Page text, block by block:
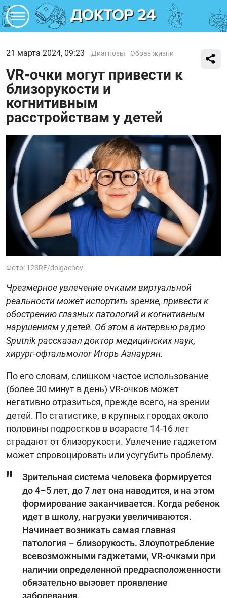
21 марта 2024, 09:23 Диагнозы Образ жизни
VR-очки могут привести к
близорукости и
когнитивным
расстройствам у детей
Фото: 123RF/dolgachov
Чрезмерное увлечение очками виртуальной
реальности может испортить зрение, привести к
обострению глазных патологий и когнитивным
нарушениям у детей. Об этом в интервью радио
Sputnik рассказал доктор медицинских наук,
хирург-офтальмолог Игорь Азнаурян.
По его словам, слишком частое использование
(более 30 минут в день) VR-очков может
негативно отразиться, прежде всего, на зрении
детей. По статистике, в крупных городах около
половины подростков в возрасте 14-16 лет
страдают от близорукости. Увлечение гаджетом
может спровоцировать или усугубить проблему.
Зрительная система человека формируется
до 4–5 лет, до 7 лет она наводится, и на этом
формирование заканчивается. Когда ребенок
идет в школу, нагрузки увеличиваются.
Начинает возникать самая главная
патология – близорукость. Злоупотребление
всевозможными гаджетами, VR-очками при
наличии определенной предрасположенности
обязательно вызовет проявление
заболевания.